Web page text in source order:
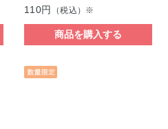
110円
（税込）※
商品を購入する